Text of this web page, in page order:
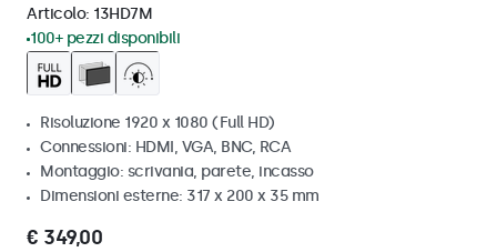
Articolo: 13HD7M
100+ pezzi disponibili
Risoluzione 1920 x 1080 (Full HD)
Connessioni: HDMI, VGA, BNC, RCA
Montaggio: scrivania, parete, incasso
Dimensioni esterne: 317 x 200 x 35 mm
€ 349,00